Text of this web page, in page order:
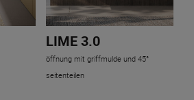
LIME 3.0
öffnung mit griffmulde und 45°
seitenteilen